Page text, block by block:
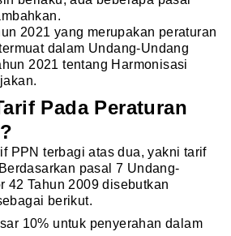
2021 yang merupakan peraturan
dalam Undang-Undang
2021 tentang Harmonisasi
Pada Peraturan
PPN terbagi atas dua, yakni tarif
pasal 7 Undang-
42 Tahun 2009 disebutkan
berikut.
10% untuk penyerahan dalam